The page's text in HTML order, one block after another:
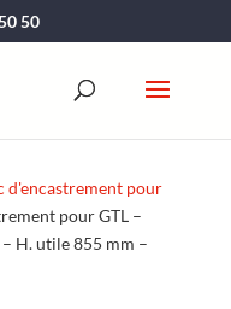
50
d'encastrement pour
pour GTL –
H. utile 855 mm –